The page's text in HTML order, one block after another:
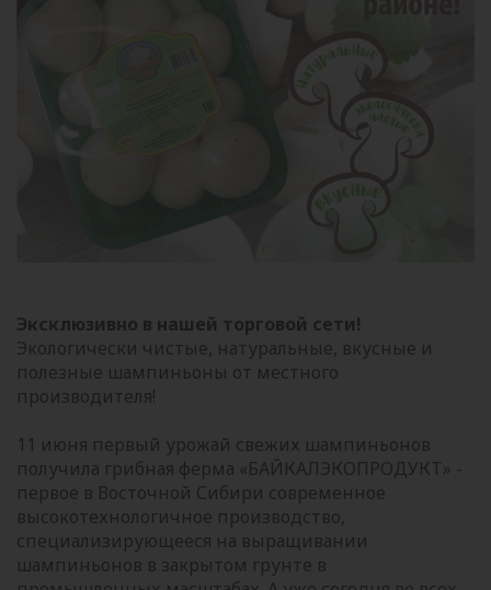
Эксклюзивно в нашей торговой сети!
Экологически чистые, натуральные, вкусные и
полезные шампиньоны от местного
производителя!
11 июня первый урожай свежих шампиньонов
получила грибная ферма «БАЙКАЛЭКОПРОДУКТ» -
первое в Восточной Сибири современное
высокотехнологичное производство,
специализирующееся на выращивании
шампиньонов в закрытом грунте в